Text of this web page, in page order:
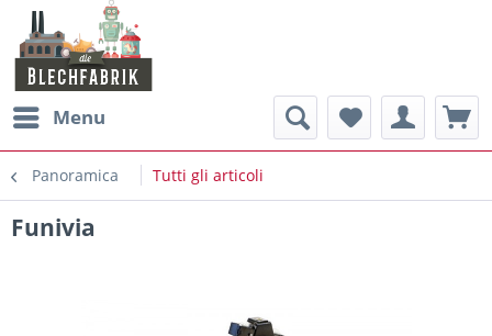
Menu
Panoramica Tutti gli articoli
Funivia